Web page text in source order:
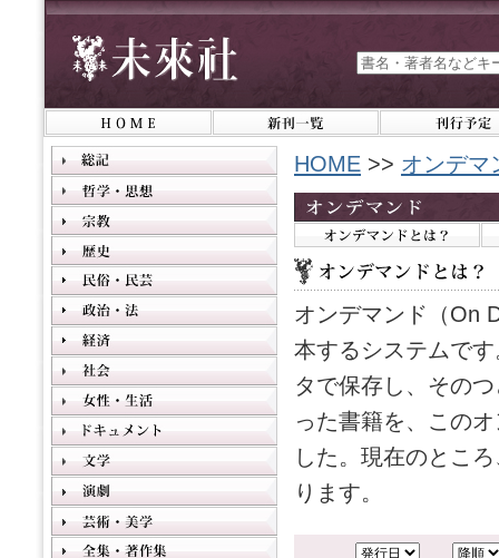
HOME >> オンデマ
オンデマンド（On
本するシステムで
タで保存し、その
った書籍を、この
した。現在のとこ
ります。